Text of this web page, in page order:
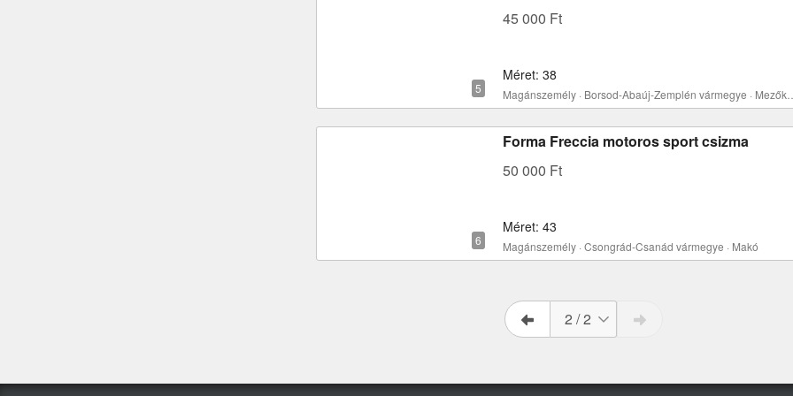
45 000 Ft
Méret: 38
Forma Freccia motoros sport csizma
50 000 Ft
Méret: 43
Magánszemély · Csongrád-Csanád vármegye · Makó